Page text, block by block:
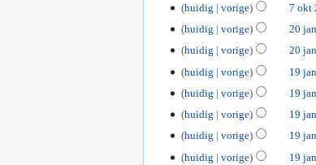
n
v
a
t
i
n
g
huidig
vorige 7 okt
G
e
e
n
b
w
e
r
huidig vorige 20
huidig
vorige 20
G
e
e
n
b
huidig vorige 19
huidig
vorige 19
huidig
vorige 19
huidig
vorige 19
huidig
vorige 19